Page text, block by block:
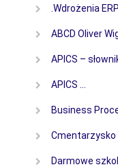
.Wdrożenia ERP
ABCD Oliver
APICS –
APICS …
Business
Cmentarzysko
Darmowe